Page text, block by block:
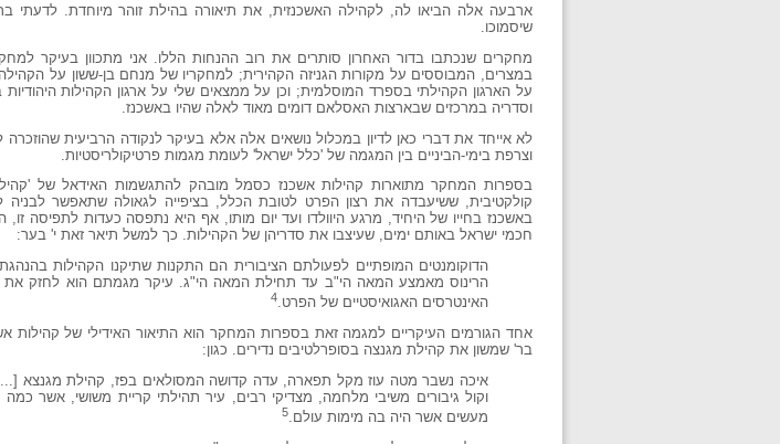
ארבעה אלה הביאו לה, לקהילה האשכנזית, את תיאורה בהילת זוהר מיוחדת. לדעתי
שיסמוכו.
מחקרים שנכתבו בדור האחרון סותרים את רוב ההנחות הללו. אני מתכוון בעיקר
במצרים, המבוססים על מקורות הגניזה הקהירית; למחקריו של מנחם בן-ששון על הקהילה
על הארגון הקהילתי בספרד המוסלמית; וכן על ממצאים שלי על ארגון הקהילות
וסדריה במרכזים שבארצות האסלאם דומים מאוד לאלה שהיו באשכנז.
לא אייחד את דברי כאן לדיון במכלול נושאים אלה אלא בעיקר לנקודה הרביעית
וצרפת בימי-הביניים בין המגמה של 'כלל ישראל' לעומת מגמות פרטיקולריסטיות.
בספרות המחקר מתוארות קהילות אשכנז כסמל מובהק להתגשמות האידאל של
קולקטיבית, ששיעבדה את רצון הפרט לטובת הכלל, בציפייה לגאולה שתאפשר
באשכנז בחייו של היחיד, מרגע היוולדו ועד יום מותו, אף היא נתפסה כעדות לתפיסה
חכמי ישראל באותם ימים, שעיצבו את סדריהן של הקהילות. כך למשל תיאר זאת י' בער:
הדוקומנטים המופתיים לפעולתם הציבורית הם התקנות שתיקנו הקהילות
הרינוס מאמצע המאה הי"ב עד תחילת המאה הי"ג. עיקר מגמתם הוא לחזק את
האינטרסים האגואיסטיים של הפרט.4
אחד הגורמים העיקריים למגמה זאת בספרות המחקר הוא התיאור האידילי של קהילות
בר' שמשון את קהילת מגנצה בסופרלטיבים נדירים. כגון:
איכה נשבר מטה עוז מקל תפארה, עדה קדושה המסולאים בפז, קהילת מגנצא [...]
וקול גיבורים משיבי מלחמה, מצדיקי רבים, עיר תהילתי קריית משושי, אשר כמה
מעשים אשר היה בה מימות עולם.5